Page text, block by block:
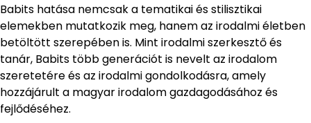
Babits hatása nemcsak a tematikai és stilisztikai
elemekben mutatkozik meg, hanem az irodalmi életben
betöltött szerepében is. Mint irodalmi szerkesztő és
tanár, Babits több generációt is nevelt az irodalom
szeretetére és az irodalmi gondolkodásra, amely
hozzájárult a magyar irodalom gazdagodásához és
fejlődéséhez.